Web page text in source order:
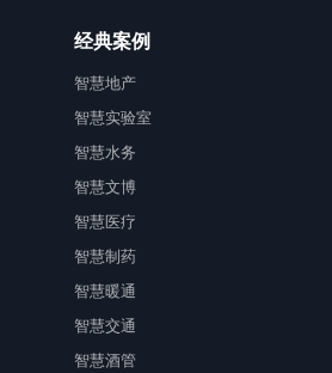
经典案例
智慧地产
智慧实验室
智慧水务
智慧文博
智慧医疗
智慧制药
智慧暖通
智慧交通
智慧酒管